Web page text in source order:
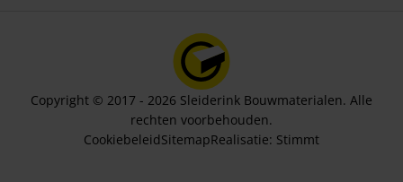
Copyright © 2017 - 2026 Sleiderink Bouwmaterialen. Alle
rechten voorbehouden.
CookiebeleidSitemapRealisatie: Stimmt